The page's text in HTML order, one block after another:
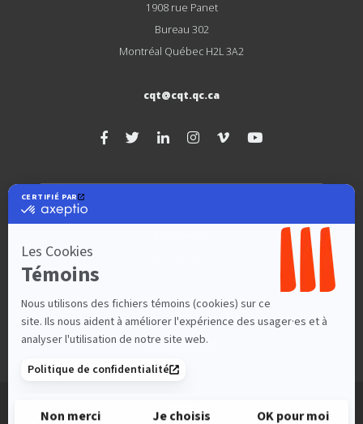
1908 rue Panet
Bureau 302
Montréal Québec H2L 3A2
cqt@cqt.qc.ca
Liste d’envoi
Salle de presse
Crédits
© Copyright 2026 | Tous droits réservés. Conseil québécois du théâtre.